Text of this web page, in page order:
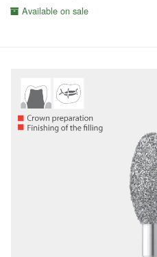
Available on sale